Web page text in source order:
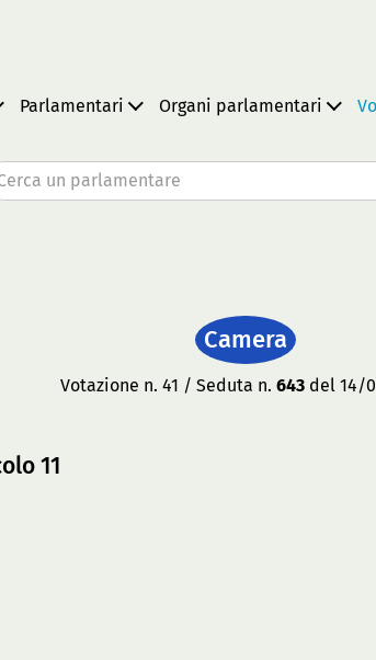
Parlamentari Organi parlamentari
un parlamentare
Camera
Votazione n. 41 / Seduta n. 643 del 14/
11